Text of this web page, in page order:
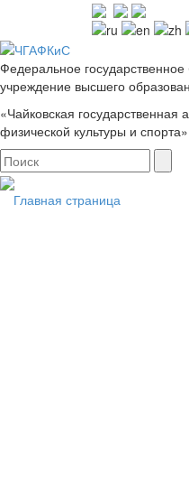
Федеральное
учреждение высшего
«Чайковская государственная
физической культуры и спорта»
Главная страница